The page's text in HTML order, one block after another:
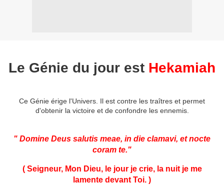
Le Génie du jour est Hekamiah
Ce Génie érige l'Univers. Il est contre les traîtres et permet
d'obtenir la victoire et de confondre les ennemis.
" Domine Deus salutis meae, in die clamavi, et nocte
coram te."
( Seigneur, Mon Dieu, le jour je crie, la nuit je me
lamente devant Toi. )